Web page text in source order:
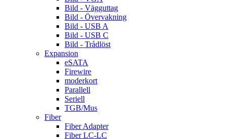
Bild - Vägguttag
Bild - Övervakning
Bild - USB A
Bild - USB C
Bild - Trådlöst
Expansion
eSATA
Firewire
moderkort
Parallell
Seriell
TGB/Mus
Fiber
Fiber Adapter
Fiber LC-LC